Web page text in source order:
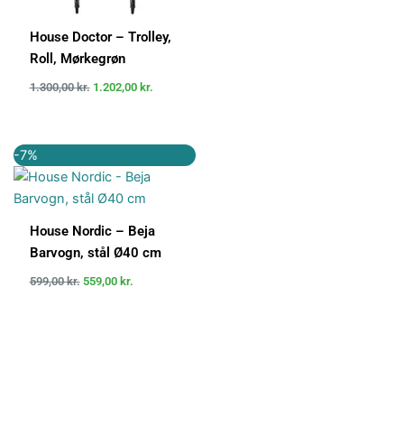
House Doctor – Trolley,
Roll, Mørkegrøn
1.300,00kr. 1.202,00 kr.
-7%
House Nordic – Beja
Barvogn, stål Ø40 cm
599,00kr.
oprindelige
pris
var:
559,00 kr.
aktuelle
pris
er: